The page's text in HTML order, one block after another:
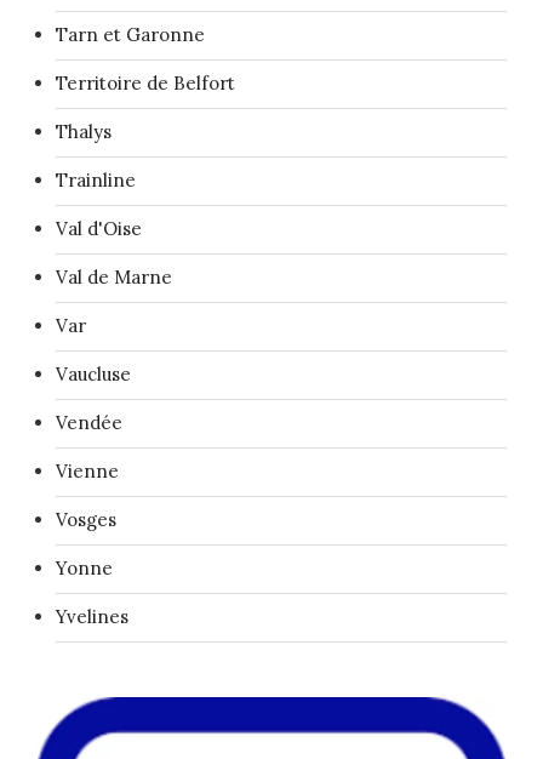
Tarn et Garonne
Territoire de Belfort
Thalys
Trainline
Val d'Oise
Val de Marne
Var
Vaucluse
Vendée
Vienne
Vosges
Yonne
Yvelines